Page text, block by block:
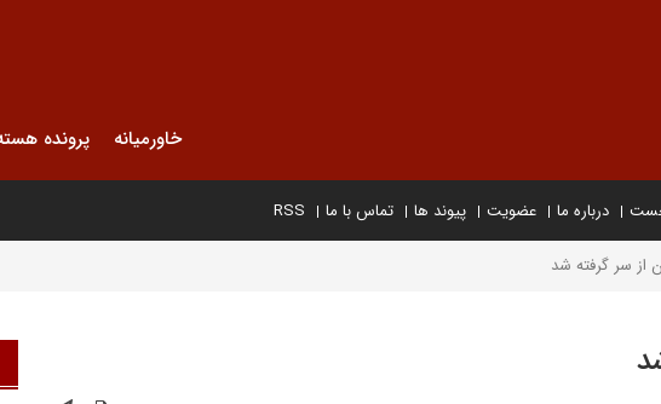
خاورمیانه پرونده
درباره ما عضویت پیوند ها تماس با ما RSS
از سر گرفته شد